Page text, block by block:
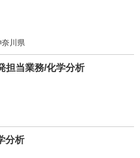
川県
担当業務/化学分析
分析